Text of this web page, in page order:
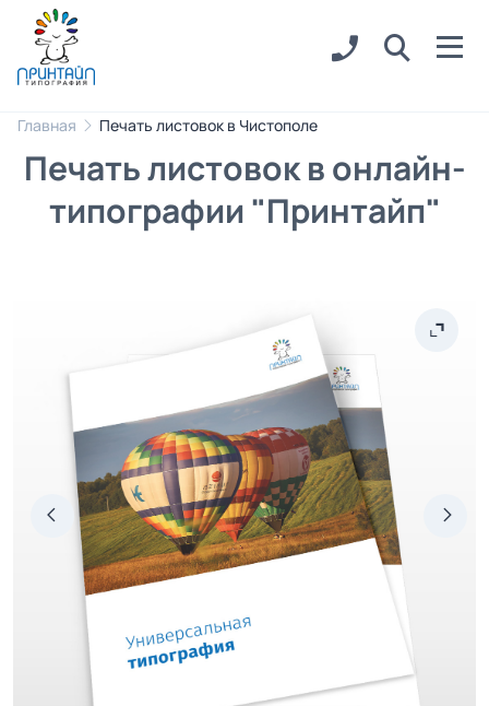
Главная Печать листовок в Чистополе
Печать листовок в онлайн-
типографии "Принтайп"